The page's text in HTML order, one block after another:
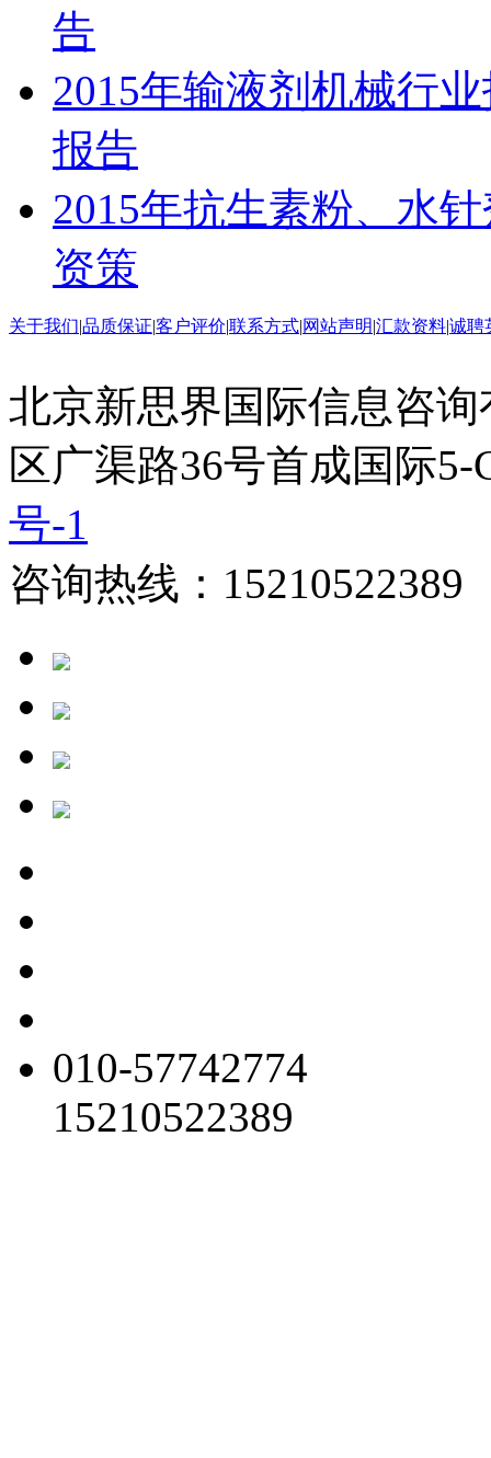
告
2015年输液剂机械行
报告
2015年抗生素粉、水
资策
关于我们|品质保证|客户评价|联系方式|网站声明|汇款资料|诚聘
北京新思界国际信息咨
区广渠路36号首成国际
号-1
咨询热线：
010-57742774
15210522389